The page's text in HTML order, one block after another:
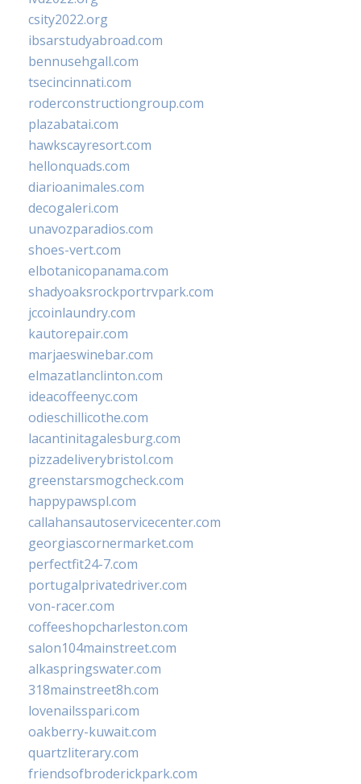
csity2022.org
ibsarstudyabroad.com
bennusehgall.com
tsecincinnati.com
roderconstructiongroup.com
plazabatai.com
hawkscayresort.com
hellonquads.com
diarioanimales.com
decogaleri.com
unavozparadios.com
shoes-vert.com
elbotanicopanama.com
shadyoaksrockportrvpark.com
jccoinlaundry.com
kautorepair.com
marjaeswinebar.com
elmazatlanclinton.com
ideacoffeenyc.com
odieschillicothe.com
lacantinitagalesburg.com
pizzadeliverybristol.com
greenstarsmogcheck.com
happypawspl.com
callahansautoservicecenter.com
georgiascornermarket.com
perfectfit24-7.com
portugalprivatedriver.com
von-racer.com
coffeeshopcharleston.com
salon104mainstreet.com
alkaspringswater.com
318mainstreet8h.com
lovenailsspari.com
oakberry-kuwait.com
quartzliterary.com
friendsofbroderickpark.com